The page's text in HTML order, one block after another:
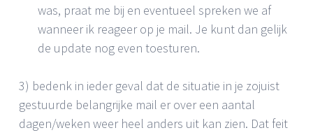
was, praat me bij en eventueel spreken we af
wanneer ik reageer op je mail. Je kunt dan gelijk
de update nog even toesturen.
3) bedenk in ieder geval dat de situatie in je zojuist
gestuurde belangrijke mail er over een aantal
dagen/weken weer heel anders uit kan zien. Dat feit